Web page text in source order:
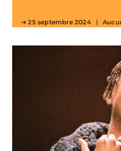
25 septembre 2024